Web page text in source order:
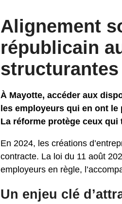
Alignement
républicain
structurantes
À Mayotte, accéder aux
les employeurs qui en ont
La réforme protège ceux
En 2024, les créations
contracte. La loi du 11 août
employeurs en règle,
Un enjeu clé